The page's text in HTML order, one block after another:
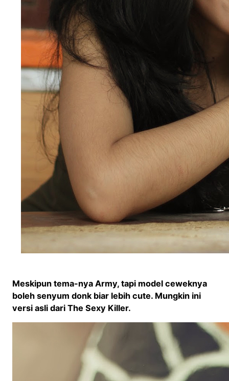
Meskipun tema-nya Army, tapi model ceweknya
boleh senyum donk biar lebih cute. Mungkin ini
versi asli dari The Sexy Killer.